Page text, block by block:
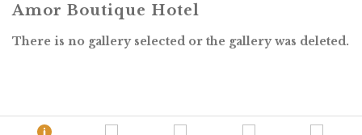
Amor Boutique Hotel
There is no gallery selected or the gallery was deleted.